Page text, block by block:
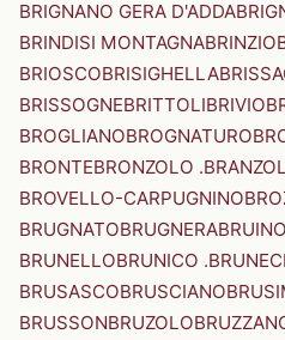
BRIGNANO GERA D'ADDA
BRINDISI MONTAGNABRINZIO
BRIOSCOBRISIGHELLA
BRISSOGNEBRITTOLIBRIVIO
BROGLIANOBROGNATURO
BRONTEBRONZOLO
BROVELLO-CARPUGNINO
BRUGNATOBRUGNERABRUINO
BRUNELLOBRUNICO
BRUSASCOBRUSCIANO
BRUSSONBRUZOLO